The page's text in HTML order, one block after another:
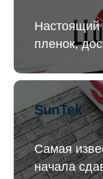
пленок,
SunTek
Самая
начала